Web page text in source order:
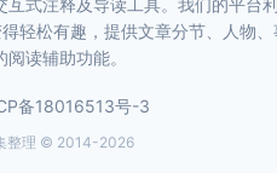
式注释及导读工具。我们的平台
轻松有趣，提供文章分节、人物、
读辅助功能。
备18016513号-3
整理 © 2014-2026